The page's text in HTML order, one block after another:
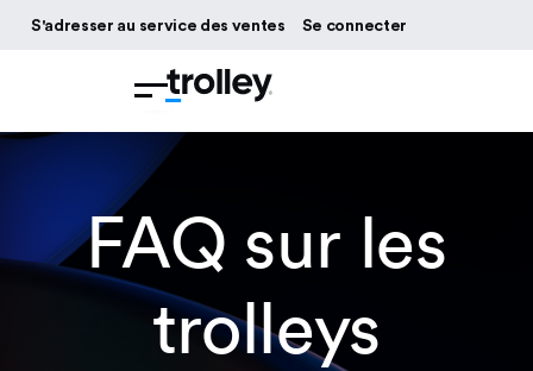
S'adresser au service des ventes Se connecter
FAQ sur les
trolleys